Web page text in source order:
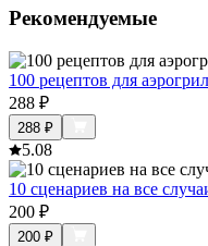
Рекомендуемые
100 рецептов для
288 ₽
288 ₽
5.08
10 сценариев на все
200 ₽
200 ₽